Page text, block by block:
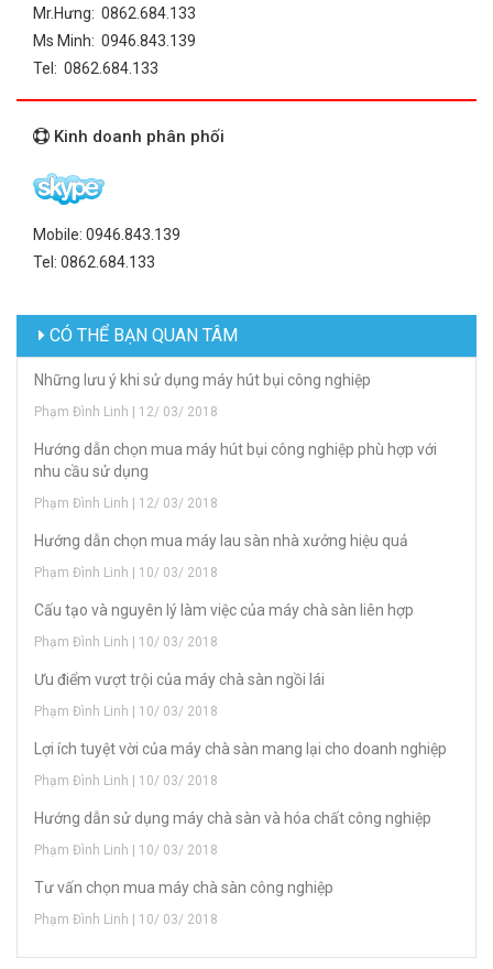
Mr.Hưng: 0862.684.133
Ms Minh: 0946.843.139
Tel: 0862.684.133
Kinh doanh phân phối
Mobile: 0946.843.139
Tel: 0862.684.133
CÓ THỂ BẠN QUAN TÂM
Những lưu ý khi sử dụng máy hút bụi công nghiệp
Phạm Đình Linh | 12/ 03/ 2018
Hướng dẫn chọn mua máy hút bụi công nghiệp phù hợp với
nhu cầu sử dụng
Phạm Đình Linh | 12/ 03/ 2018
Hướng dẫn chọn mua máy lau sàn nhà xưởng hiệu quả
Phạm Đình Linh | 10/ 03/ 2018
Cấu tạo và nguyên lý làm việc của máy chà sàn liên hợp
Phạm Đình Linh | 10/ 03/ 2018
Ưu điểm vượt trội của máy chà sàn ngồi lái
Phạm Đình Linh | 10/ 03/ 2018
Lợi ích tuyệt vời của máy chà sàn mang lại cho doanh nghiệp
Phạm Đình Linh | 10/ 03/ 2018
Hướng dẫn sử dụng máy chà sàn và hóa chất công nghiệp
Phạm Đình Linh | 10/ 03/ 2018
Tư vấn chọn mua máy chà sàn công nghiệp
Phạm Đình Linh | 10/ 03/ 2018